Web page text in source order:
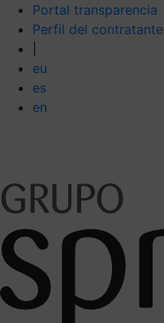
Portal transparencia
Perfil del contratante
eu
es
en